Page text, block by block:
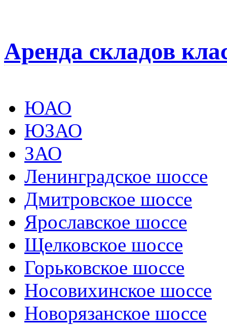
Аренда складов
ЮАО
ЮЗАО
ЗАО
Ленинградское шоссе
Дмитровское шоссе
Ярославское шоссе
Щелковское шоссе
Горьковское шоссе
Носовихинское шоссе
Новорязанское шоссе